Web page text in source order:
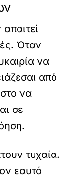
Όταν
να
από
να
σε
τυχαία.
εαυτό